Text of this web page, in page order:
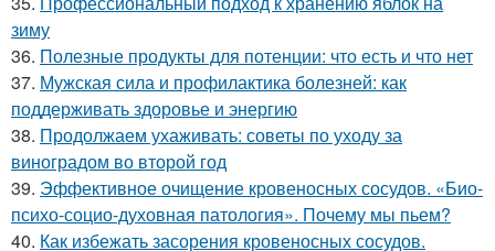
зиму
36. Полезные продукты для потенции: что есть и что нет
37. Мужская сила и профилактика болезней: как
поддерживать здоровье и энергию
38. Продолжаем ухаживать: советы по уходу за
виноградом во второй год
39. Эффективное очищение кровеносных сосудов. «Био-
психо-социо-духовная патология». Почему мы пьем?
40. Как избежать засорения кровеносных сосудов.